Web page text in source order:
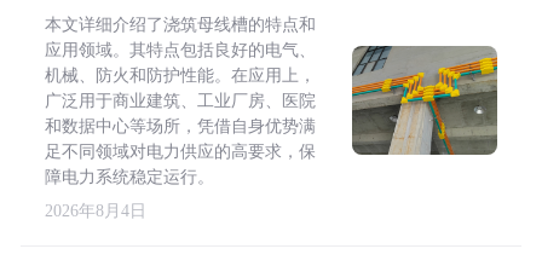
本文详细介绍了浇筑母线槽的特点和
应用领域。其特点包括良好的电气、
机械、防火和防护性能。在应用上，
广泛用于商业建筑、工业厂房、医院
和数据中心等场所，凭借自身优势满
足不同领域对电力供应的高要求，保
障电力系统稳定运行。
2026年8月4日